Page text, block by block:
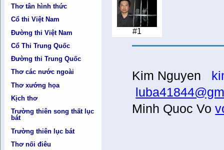
Thơ tân hình thức
Cổ thi Việt Nam
Đường thi Việt Nam
Cổ Thi Trung Quốc
Đường thi Trung Quốc
Thơ các nước ngoài
Thơ xướng họa
Kịch thơ
Trường thiên song thất lục
bát
Trường thiên lục bát
Thơ nối điêu
#1
Kim Nguyen
Minh Quoc Vo